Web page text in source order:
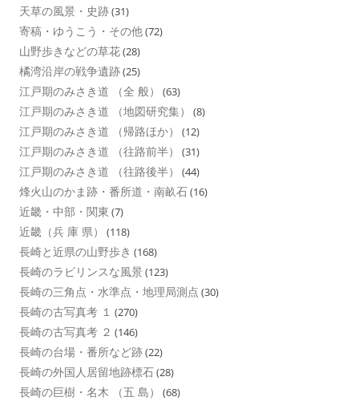
天草の風景・史跡(31)
寄稿・ゆうこう・その他(72)
山野歩きなどの草花(28)
橘湾沿岸の戦争遺跡(25)
江戸期のみさき道 （全 般） (63)
江戸期のみさき道 （地図研究集） (8)
江戸期のみさき道 （帰路ほか） (12)
江戸期のみさき道 （往路前半） (31)
江戸期のみさき道 （往路後半） (44)
烽火山のかま跡・番所道・南畝石(16)
近畿・中部・関東 (7)
近畿（兵 庫 県） (118)
長崎と近県の山野歩き (168)
長崎のラビリンスな風景 (123)
長崎の三角点・水準点・地理局測点 (30)
長崎の古写真考 １ (270)
長崎の古写真考 ２ (146)
長崎の台場・番所など跡(22)
長崎の外国人居留地跡標石(28)
長崎の巨樹・名木 （五 島） (68)